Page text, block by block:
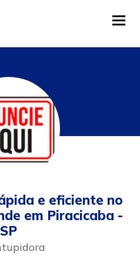
e eficiente no
em Piracicaba -
SP